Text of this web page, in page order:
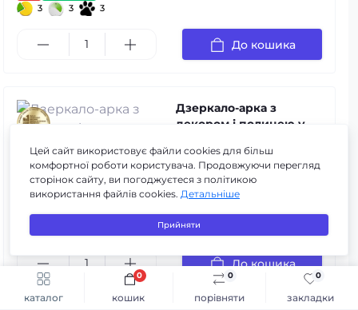
каталог порівняти
0
закладки
0
кошик
0
Швидке замовлення До кошика
3 3 3
До кошика
в наявності 3 3 3
Дзеркало-арка з
декором і полицею у
Код товару:m-r# 57
1 158 грн.
До кошика
Цей сайт використовує файли cookies для більш
комфортної роботи користувача. Продовжуючи перегляд
сторінок сайту, ви погоджуєтеся з політикою
використання файлів cookies. Детальніше
Прийняти